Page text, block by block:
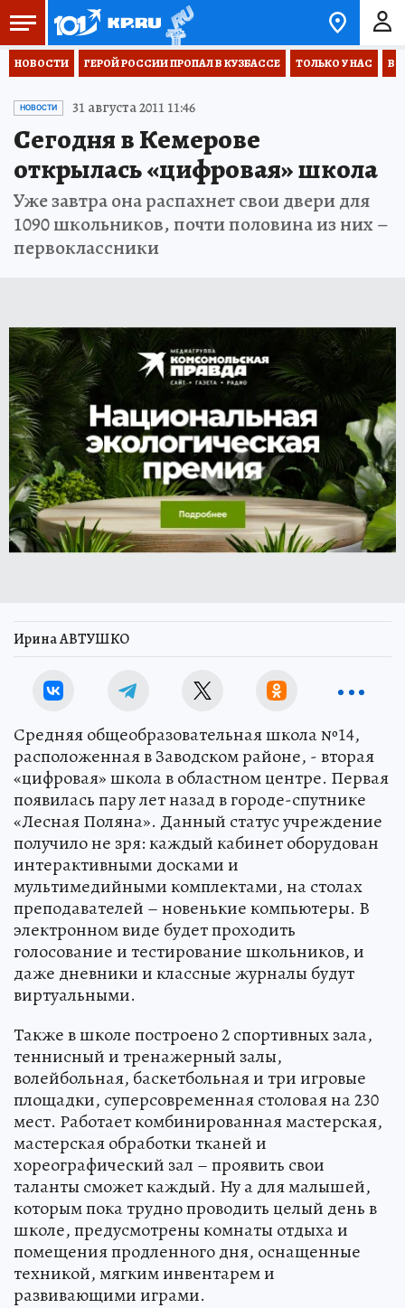
НОВОСТИ ГЕРОЙ РОССИИ ПРОПАЛ В КУЗБАССЕ ТОЛЬКО У НАС
НОВОСТИ 31 августа 2011 11:46
Сегодня в Кемерове
открылась «цифровая» школа
Уже завтра она распахнет свои двери для
1090 школьников, почти половина из них –
первоклассники
Ирина АВТУШКО
Средняя общеобразовательная школа №14,
расположенная в Заводском районе, - вторая
«цифровая» школа в областном центре. Первая
появилась пару лет назад в городе-спутнике
«Лесная Поляна». Данный статус учреждение
получило не зря: каждый кабинет оборудован
интерактивными досками и
мультимедийными комплектами, на столах
преподавателей – новенькие компьютеры. В
электронном виде будет проходить
голосование и тестирование школьников, и
даже дневники и классные журналы будут
виртуальными.
Также в школе построено 2 спортивных зала,
теннисный и тренажерный залы,
волейбольная, баскетбольная и три игровые
площадки, суперсовременная столовая на 230
мест. Работает комбинированная мастерская,
мастерская обработки тканей и
хореографический зал – проявить свои
таланты сможет каждый. Ну а для малышей,
которым пока трудно проводить целый день в
школе, предусмотрены комнаты отдыха и
помещения продленного дня, оснащенные
техникой, мягким инвентарем и
развивающими играми.